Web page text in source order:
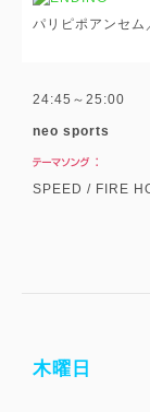
パリピポアンセ
24:45～25:00
neo sports
SPEED / FIRE
木曜日